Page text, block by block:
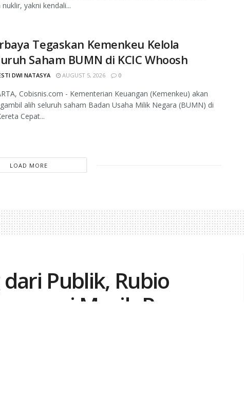
yakni kendali...
Tegaskan Kemenkeu Kelola
Saham BUMN di KCIC Whoosh
DWI NATASYA AUGUST 5, 2026 0
Cobisnis.com - Kementerian Keuangan (Kemenkeu) akan
alih seluruh saham Badan Usaha Milik Negara (BUMN) di
Cepat...
LOAD MORE
Publik, Rubio
Masih Pegang